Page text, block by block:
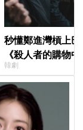
秒懂鄭進灣槓上
《殺人者的購物
快速複習
韓劇